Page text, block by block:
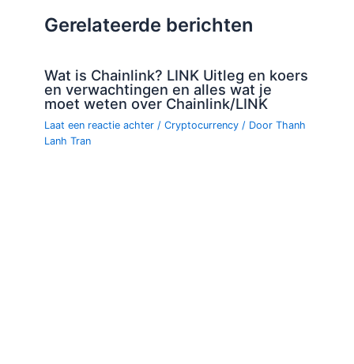
Gerelateerde berichten
Wat is Chainlink? LINK Uitleg en koers
en verwachtingen en alles wat je
moet weten over Chainlink/LINK
Laat een reactie achter /Cryptocurrency / DoorThanh
Lanh Tran